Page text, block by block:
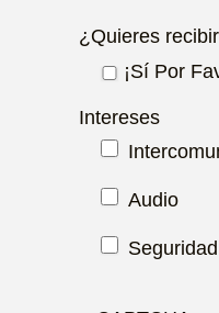
¿Quieres
¡Sí Por
Intereses
Audio
Seguridad